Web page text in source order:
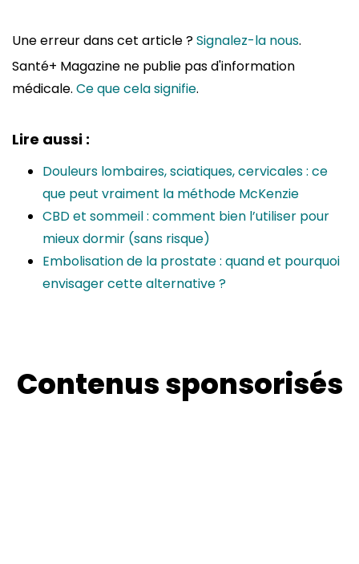
Une erreur dans cet article ?Signalez-la nous.
Santé+ Magazine ne publie pas d'information
médicale. Ce que cela signifie.
Lire aussi :
Douleurs lombaires, sciatiques, cervicales : ce
que peut vraiment la méthode McKenzie
CBD et sommeil : comment bien l’utiliser pour
mieux dormir (sans risque)
Embolisation de la prostate : quand et pourquoi
envisager cette alternative ?
Contenus sponsorisés